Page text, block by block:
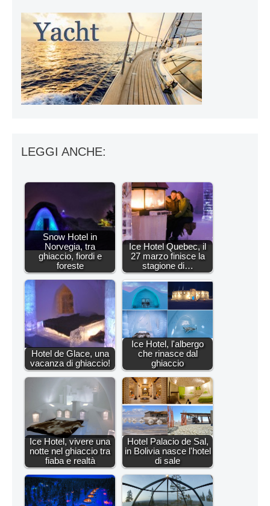
LEGGI ANCHE:
Snow Hotel in
Norvegia, tra
ghiaccio, fiordi e
foreste
Ice Hotel Quebec, il
27 marzo finisce la
stagione di…
Hotel de Glace, una
vacanza di ghiaccio!
Ice Hotel, l'albergo
che rinasce dal
ghiaccio
Ice Hotel, vivere una
notte nel ghiaccio tra
fiaba e realtà
Hotel Palacio de Sal,
in Bolivia nasce l'hotel
di sale